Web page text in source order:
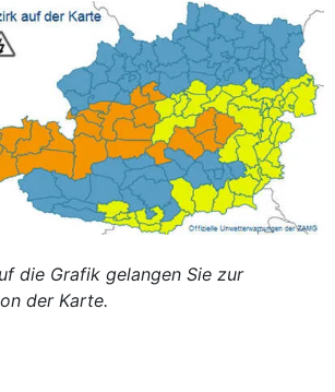
die Grafik gelangen Sie zur
der Karte.